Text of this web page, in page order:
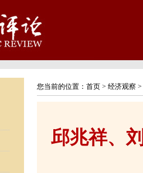
您当前的位置： 首页 > 经济观察 >
邱兆祥、